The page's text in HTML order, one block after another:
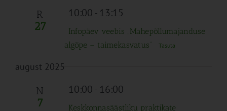
R
27
10:00- 13:15
Infopäev veebis „Mahepõllumajanduse
algõpe – taimekasvatus“
Tasuta
august 2025
N
7
10:00- 16:00
Keskkonnasäästliku praktikate